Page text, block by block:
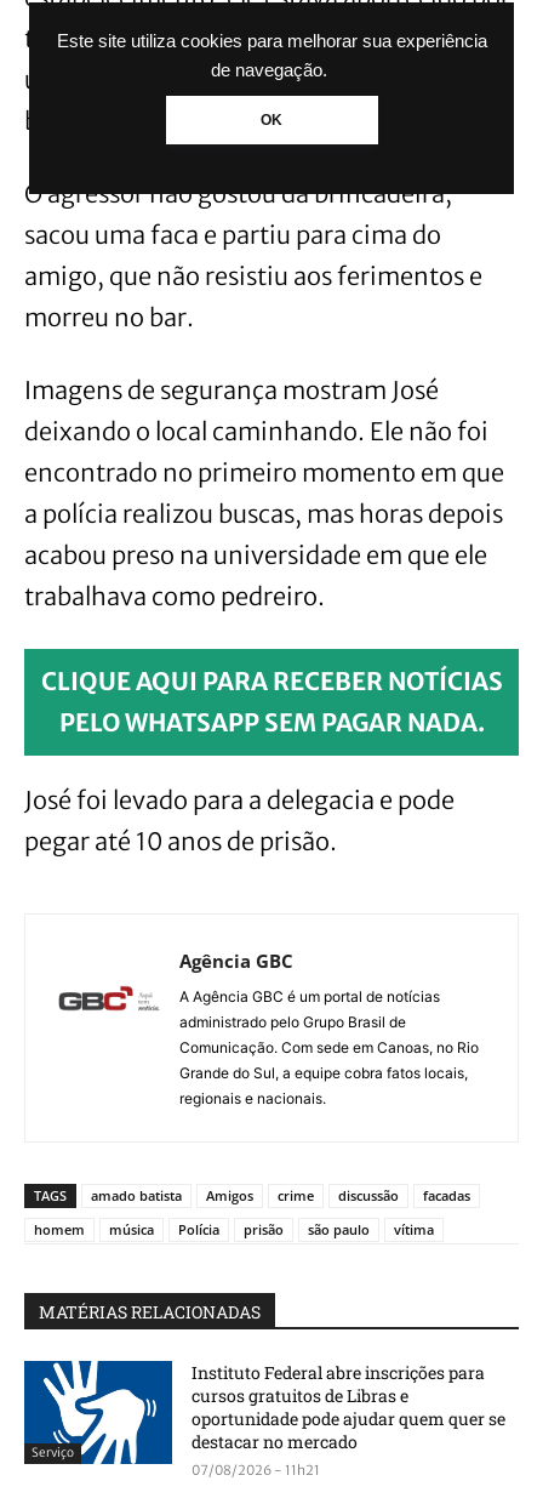
Este site utiliza cookies para melhorar sua experiência
de navegação.
OK
ter brigado com a esposa e o amigo colocou
uma música do cantor Amado Batista para
brincar com José.
O agressor não gostou da brincadeira,
sacou uma faca e partiu para cima do
amigo, que não resistiu aos ferimentos e
morreu no bar.
Imagens de segurança mostram José
deixando o local caminhando. Ele não foi
encontrado no primeiro momento em que
a polícia realizou buscas, mas horas depois
acabou preso na universidade em que ele
trabalhava como pedreiro.
CLIQUE AQUI PARA RECEBER NOTÍCIAS
PELO WHATSAPP SEM PAGAR NADA.
José foi levado para a delegacia e pode
pegar até 10 anos de prisão.
Agência GBC
A Agência GBC é um portal de notícias
administrado pelo Grupo Brasil de
Comunicação. Com sede em Canoas, no Rio
Grande do Sul, a equipe cobra fatos locais,
regionais e nacionais.
TAGS amado batista Amigos crime discussão
facadas
homem
música Polícia prisão são paulo vítima
MATÉRIAS RELACIONADAS
Serviço
Instituto Federal abre inscrições para
cursos gratuitos de Libras e
oportunidade pode ajudar quem quer se
destacar no mercado
07/08/2026 - 11h21